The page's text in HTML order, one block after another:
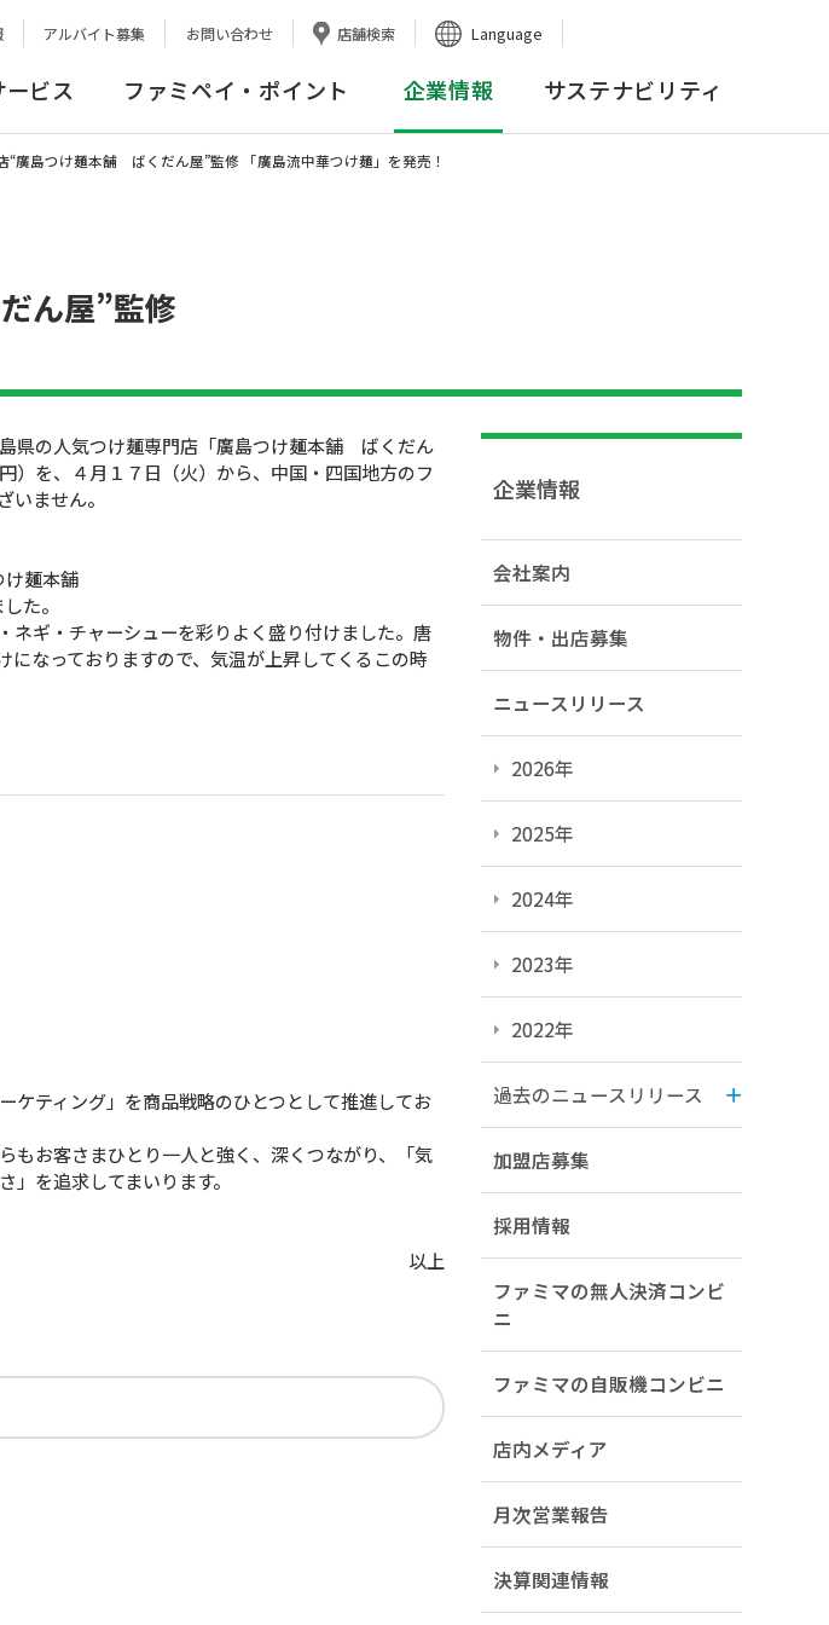
アルバイト募集 お問い合わせ 店舗検索 Language
ービス ファミペイ・ポイント 企業情報 サステナビリティ
“廣島つけ麺本舗 ばくだん屋”監修 「廣島流中華つけ麺」を発売！
ん屋”監修
県の人気つけ麺専門店「廣島つけ麺本舗 ばくだん
）を、４月１７日（火）から、中国・四国地方のフ
ません。
け麺本舗
た。
ネギ・チャーシューを彩りよく盛り付けました。唐
なっておりますので、気温が上昇してくるこの時
ケティング」を商品戦略のひとつとして推進してお
もお客さまひとり一人と強く、深くつながり、「気
を追求してまいります。
以上
企業情報
会社案内
物件・出店募集
ニュースリリース
2026年
2025年
2024年
2023年
2022年
過去のニュースリリース
加盟店募集
採用情報
ファミマの無人決済コンビ
ニ
ファミマの自販機コンビニ
店内メディア
月次営業報告
決算関連情報